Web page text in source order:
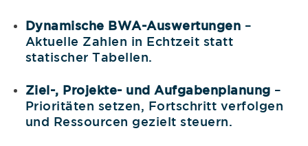
Dynamische BWA-Auswertungen –
Aktuelle Zahlen in Echtzeit statt
statischer Tabellen.
Ziel-, Projekte- und Aufgabenplanung –
Prioritäten setzen, Fortschritt verfolgen
und Ressourcen gezielt steuern.